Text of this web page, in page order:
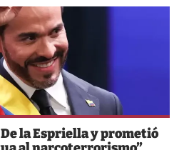
la Espriella y prometió